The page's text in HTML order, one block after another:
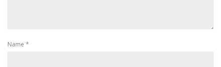
Name *